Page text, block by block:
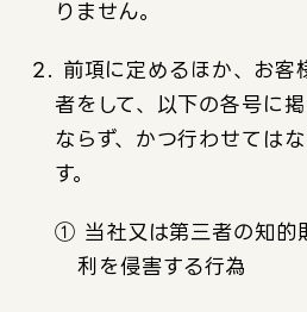
りません。
2. 前項に定めるほか、お客
者をして、以下の各号に
ならず、かつ行わせては
す。
① 当社又は第三者の知的
利を侵害する行為